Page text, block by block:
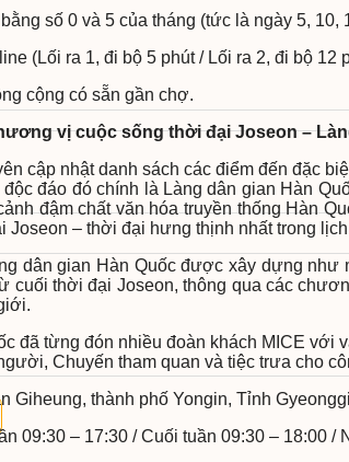
số 0 và 5 của tháng (tức là ngày 5, 10,
(Lối ra 1, đi bộ 5 phút / Lối ra 2, đi bộ 12
cộng có sẵn gần chợ.
vị cuộc sống thời đại Joseon –
cập nhật danh sách các điểm đến đặc
độc đáo đó chính là Làng dân gian Hàn
đậm chất văn hóa truyền thống Hàn
Joseon – thời đại hưng thịnh nhất trong
dân gian Hàn Quốc được xây dựng
cuối thời đại Joseon, thông qua các
đã từng đón nhiều đoàn khách MICE
Chuyến tham quan và tiệc trưa cho
Giheung, thành phố Yongin, Tỉnh Gyeonggi
09:30 – 17:30 / Cuối tuần 09:30 – 18:00 /